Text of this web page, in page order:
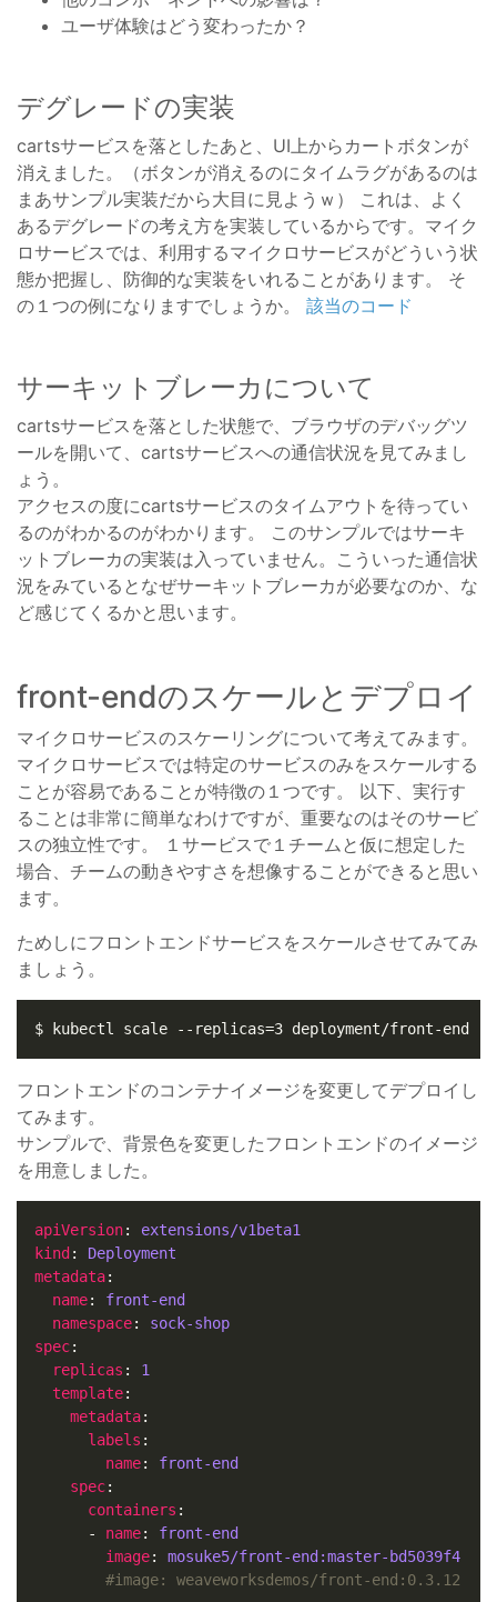
ユーザ体験はどう変わったか？
デグレードの実装
cartsサービスを落としたあと、UI上からカートボタンが
消えました。（ボタンが消えるのにタイムラグがあるのは
まあサンプル実装だから大目に見ようｗ） これは、よく
あるデグレードの考え方を実装しているからです。マイク
ロサービスでは、利用するマイクロサービスがどういう状
態か把握し、防御的な実装をいれることがあります。 そ
の１つの例になりますでしょうか。 該当のコード
サーキットブレーカについて
cartsサービスを落とした状態で、ブラウザのデバッグツ
ールを開いて、cartsサービスへの通信状況を見てみまし
ょう。
アクセスの度にcartsサービスのタイムアウトを待ってい
るのがわかるのがわかります。 このサンプルではサーキ
ットブレーカの実装は入っていません。こういった通信状
況をみているとなぜサーキットブレーカが必要なのか、な
ど感じてくるかと思います。
front-endのスケールとデプロイ
マイクロサービスのスケーリングについて考えてみます。
マイクロサービスでは特定のサービスのみをスケールする
ことが容易であることが特徴の１つです。 以下、実行す
ることは非常に簡単なわけですが、重要なのはそのサービ
スの独立性です。 １サービスで１チームと仮に想定した
場合、チームの動きやすさを想像することができると思い
ます。
ためしにフロントエンドサービスをスケールさせてみてみ
ましょう。
フロントエンドのコンテナイメージを変更してデプロイし
てみます。
サンプルで、背景色を変更したフロントエンドのイメージ
を用意しました。
apiVersion: extensions/v1beta1
kind : Deployment
metadata
name: front-end
namespace: sock-shop
spec
replicas : 1
template
metadata
labels
name: front-end
spec
containers
      -
name: front-end
image: mosuke5/front-end:master-bd5039f4
#image: weaveworksdemos/front-end:0.3.12